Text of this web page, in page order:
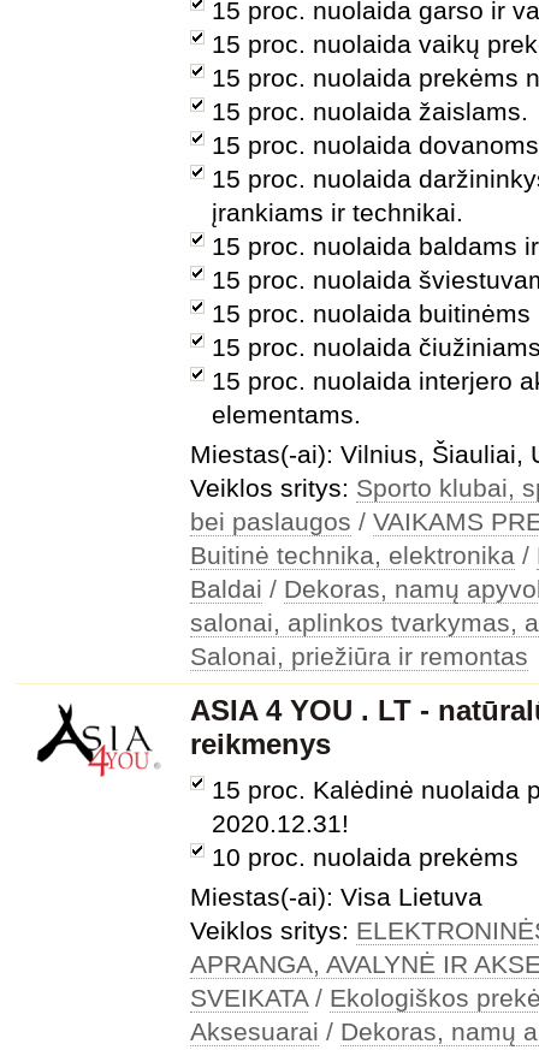
15 proc. nuolaida garso ir
15 proc. nuolaida vaikų
15 proc. nuolaida prekėms
15 proc. nuolaida žaislams.
15 proc. nuolaida
15 proc. nuolaida
įrankiams ir technikai.
15 proc. nuolaida baldams
15 proc. nuolaida
15 proc. nuolaida buitinėms
15 proc. nuolaida
15 proc. nuolaida interjero
elementams.
Miestas(-ai): Vilnius, Šiauliai,
Veiklos sritys: Sporto klubai,
bei paslaugos / VAIKAMS
Buitinė technika, elektronika /
Baldai / Dekoras, namų
salonai, aplinkos tvarkymas,
Salonai, priežiūra ir remontas
ASIA 4 YOU . LT -
reikmenys
15 proc. Kalėdinė nuolaida
2020.12.31!
10 proc. nuolaida prekėms
Miestas(-ai): Visa Lietuva
Veiklos sritys:
APRANGA, AVALYNĖ IR
SVEIKATA/ Ekologiškos
Aksesuarai / Dekoras, namų